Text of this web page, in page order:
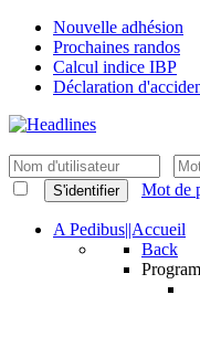
Nouvelle adhésion
Prochaines randos
Calcul indice IBP
Déclaration
S'identifier Mot de
A Pedibus||Accueil
Back